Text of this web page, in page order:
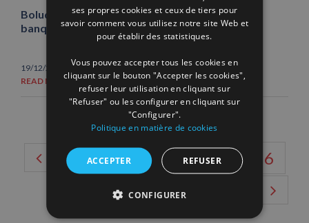
Boluda Corporación Marítima collabore avec la
banque alimentaire
19/12/2014 Actions d'intérêt social ,Nouvelles
READ MORE
1 2 3 4
6
7
FRENCH
ses propres cookies et ceux de tiers pour
savoir comment vous utilisez notre site Web et
pour établir des statistiques.
Vous pouvez accepter tous les cookies en
cliquant sur le bouton "Accepter les cookies",
refuser leur utilisation en cliquant sur
"Refuser" ou les configurer en cliquant sur
"Configurer".
Politique en matière de cookies
ACCEPTER REFUSER
CONFIGURER